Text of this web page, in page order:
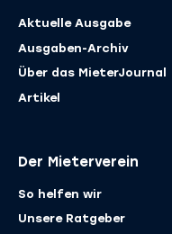
Aktuelle Ausgabe
Ausgaben-Archiv
Über das MieterJournal
Artikel
Der Mieterverein
So helfen wir
Unsere Ratgeber